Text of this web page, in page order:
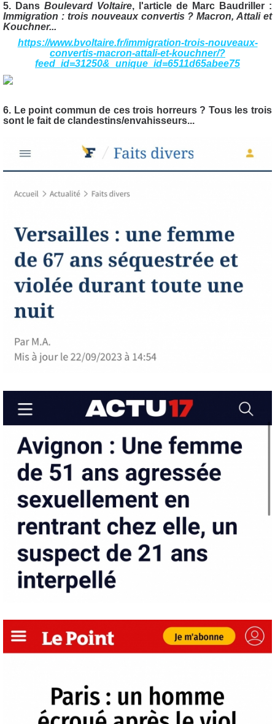
5. Dans Boulevard Voltaire, l'article de Marc Baudriller :
Immigration : trois nouveaux convertis ? Macron, Attali et
Kouchner...
https://www.bvoltaire.fr/immigration-trois-nouveaux-
convertis-macron-attali-et-kouchner/?
feed_id=31250&_unique_id=6511d65abee75
6. Le point commun de ces trois horreurs ? Tous les trois
sont le fait de clandestins/envahisseurs...